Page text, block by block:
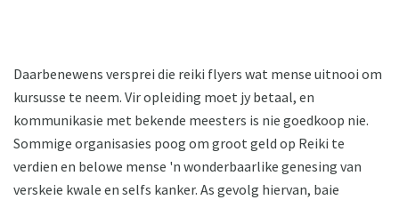
Daarbenewens versprei die reiki flyers wat mense uitnooi om
kursusse te neem. Vir opleiding moet jy betaal, en
kommunikasie met bekende meesters is nie goedkoop nie.
Sommige organisasies poog om groot geld op Reiki te
verdien en belowe mense 'n wonderbaarlike genesing van
verskeie kwale en selfs kanker. As gevolg hiervan, baie